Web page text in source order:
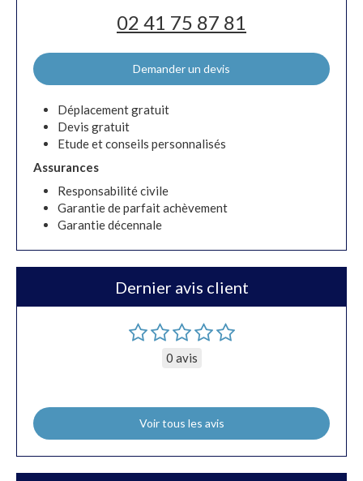
02 41 75 87 81
Demander un devis
Déplacement gratuit
Devis gratuit
Etude et conseils personnalisés
Assurances
Responsabilité civile
Garantie de parfait achèvement
Garantie décennale
Dernier avis client
0 avis
Voir tous les avis